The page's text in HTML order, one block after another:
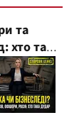
та
хто така